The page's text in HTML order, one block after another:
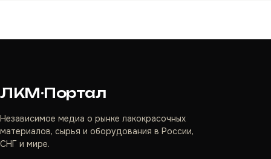
ЛКМ·Портал
Независимое медиа о рынке лакокрасочных
материалов, сырья и оборудования в России,
СНГ и мире.